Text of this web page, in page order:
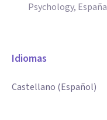
Psychology, España
Idiomas
Castellano (Español)